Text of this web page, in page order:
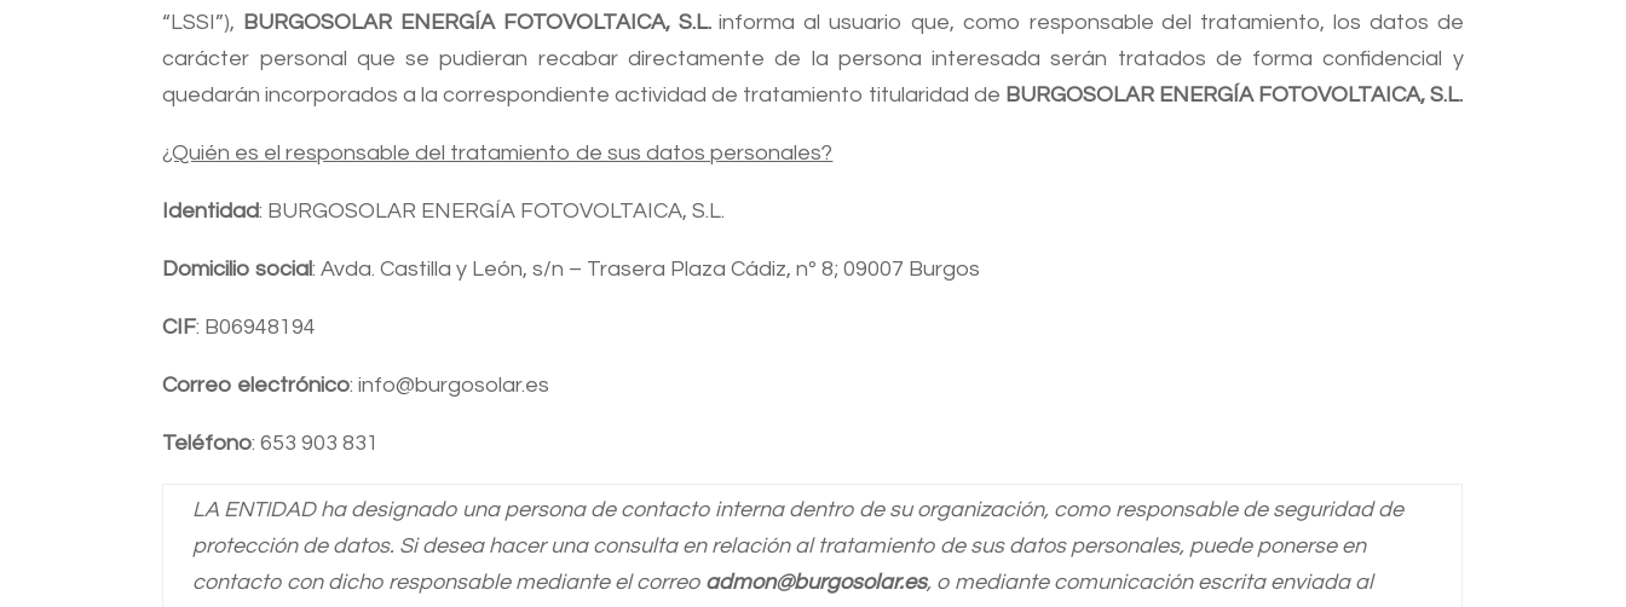
“LSSI”), BURGOSOLAR ENERGÍA FOTOVOLTAICA, S.L.informa al usuario que, como responsable del tratamiento, los datos de
carácter personal que se pudieran recabar directamente de la persona interesada serán tratados de forma confidencial y
quedarán incorporados a la correspondiente actividad de tratamiento titularidad de BURGOSOLAR ENERGÍA FOTOVOLTAICA, S.L.
¿Quién es el responsable del tratamiento de sus datos personales?
Identidad: BURGOSOLAR ENERGÍA FOTOVOLTAICA, S.L.
Domicilio social: Avda. Castilla y León, s/n – Trasera Plaza Cádiz, nº 8; 09007 Burgos
CIF: B06948194
Correo electrónico: info@burgosolar.es
Teléfono: 653 903 831
LA ENTIDAD ha designado una persona de contacto interna dentro de su organización, como responsable de seguridad de
protección de datos. Si desea hacer una consulta en relación al tratamiento de sus datos personales, puede ponerse en
contacto con dicho responsable mediante el correo admon@burgosolar.es, o mediante comunicación escrita enviada al